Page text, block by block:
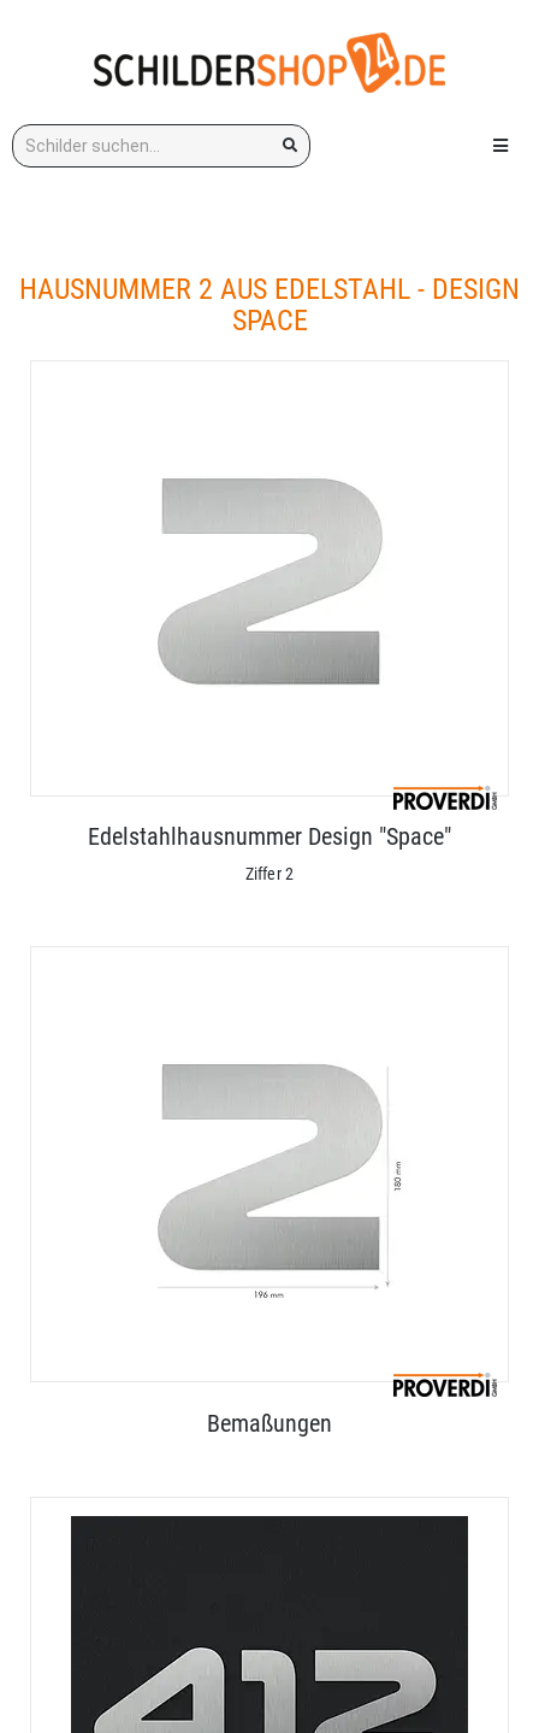
Stichwort: Menü
HAUSNUMMER 2 AUS EDELSTAHL - DESIGN
SPACE
Edelstahlhausnummer Design "Space"
Ziffer 2
Bemaßungen